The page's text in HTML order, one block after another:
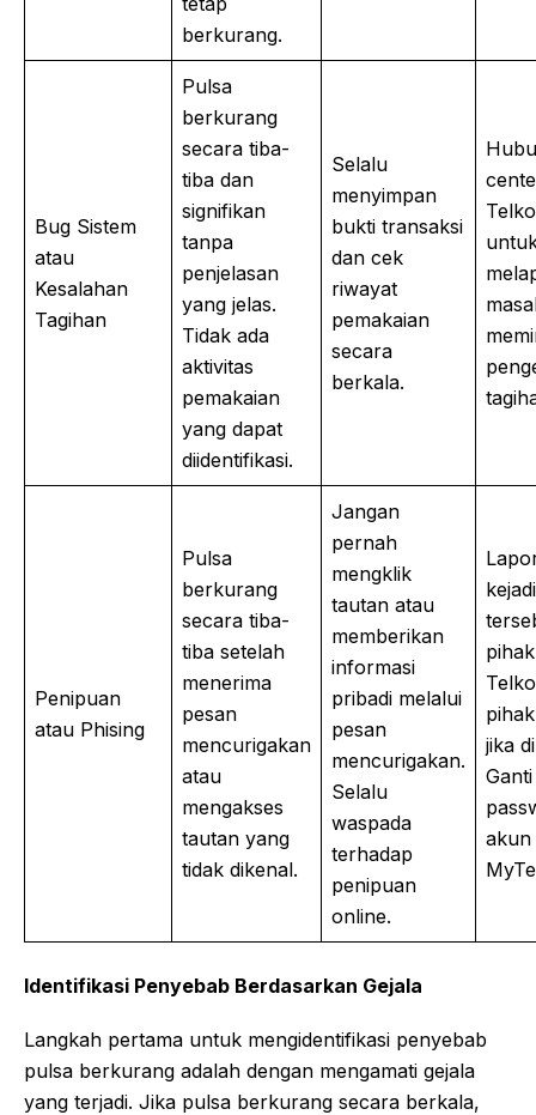
berkurang.
Bug Sistem
atau
Kesalahan
Tagihan
Pulsa
berkurang
secara tiba-
tiba dan
signifikan
tanpa
penjelasan
yang jelas.
Tidak ada
aktivitas
pemakaian
yang dapat
diidentifikasi.
Selalu
menyimpan
bukti transaksi
dan cek
riwayat
pemakaian
secara
berkala.
Penipuan
atau Phising
Pulsa
berkurang
secara tiba-
tiba setelah
menerima
pesan
mencurigakan
atau
mengakses
tautan yang
tidak dikenal.
Jangan
pernah
mengklik
tautan atau
memberikan
informasi
pribadi melalui
pesan
mencurigakan.
Selalu
waspada
terhadap
penipuan
online.
pihak
jika
Ganti
akun
Identifikasi Penyebab Berdasarkan Gejala
Langkah pertama untuk mengidentifikasi penyebab
pulsa berkurang adalah dengan mengamati gejala
yang terjadi. Jika pulsa berkurang secara berkala,